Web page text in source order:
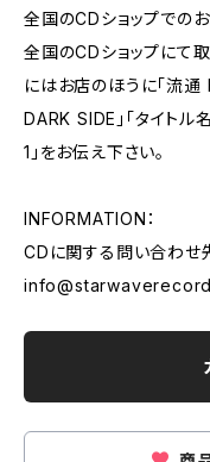
全国のCDショップでのお
全国のCDショップにて
にはお店のほうに「流通
DARK SIDE」「タイト
1」をお伝え下さい。
INFORMATION：
CDに関する問い合わせ